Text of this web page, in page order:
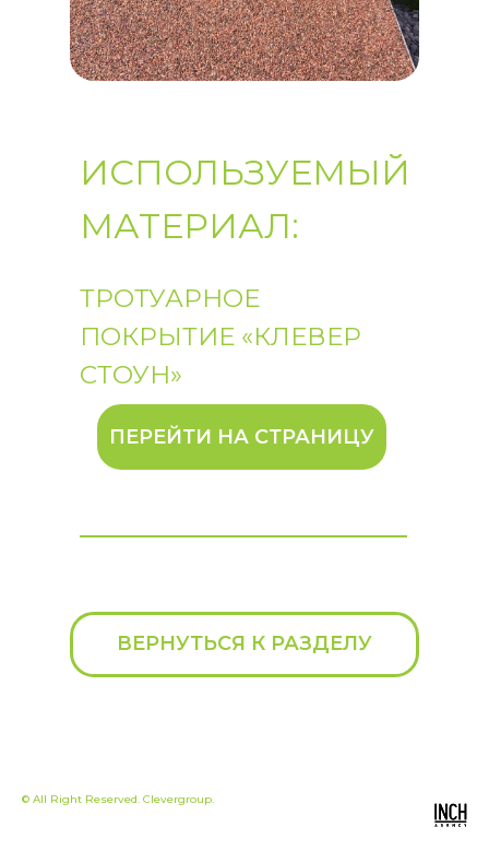
ТРОТУАРНОЕ
ПОКРЫТИЕ «КЛЕВЕР
СТОУН»
ИСПОЛЬЗУЕМЫЙ
МАТЕРИАЛ:
ПЕРЕЙТИ НА СТРАНИЦУ
ВЕРНУТЬСЯ К РАЗДЕЛУ
© All Right Reserved. Clevergroup.